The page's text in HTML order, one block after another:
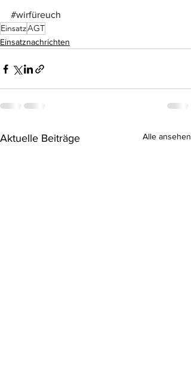
#wirfüreuch
EinsatzAGT
Einsatznachrichten
Aktuelle Beiträge Alle ansehen